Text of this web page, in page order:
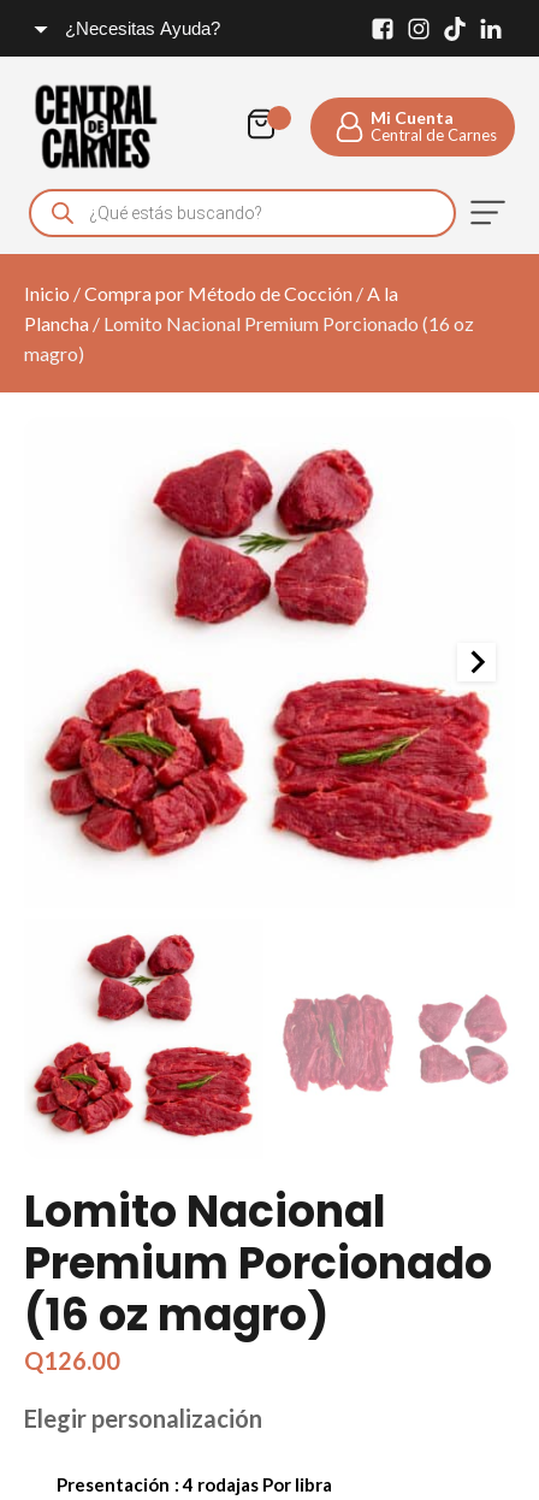
¿Necesitas Ayuda?
Mi Cuenta
Central de Carnes
Products
search
Inicio /Compra por Método de Cocción /A la
Plancha / Lomito Nacional Premium Porcionado (16 oz
magro)
Lomito Nacional
Premium Porcionado
(16 oz magro)
Q126.00
Elegir personalización
Presentación : 4 rodajas Por libra
+